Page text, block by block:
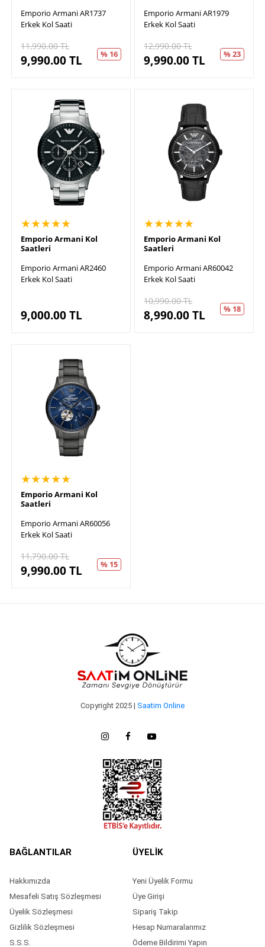
Emporio Armani AR1737
Erkek Kol Saati
11,990.00TL
9,990.00TL % 16
Emporio Armani AR1979
Erkek Kol Saati
12,990.00TL
9,990.00TL % 23
★★★★★
Emporio Armani Kol
Saatleri
Emporio Armani AR2460
Erkek Kol Saati
9,000.00TL
★★★★★
Emporio Armani Kol
Saatleri
Emporio Armani AR60042
Erkek Kol Saati
10,990.00TL
8,990.00TL % 18
★★★★★
Emporio Armani Kol
Saatleri
Emporio Armani AR60056
Erkek Kol Saati
11,790.00TL
9,990.00TL % 15
Copyright 2025 | Saatim Online
BAĞLANTILAR
Hakkımızda
Mesafeli Satış Sözleşmesi
Üyelik Sözleşmesi
Gizlilik Sözleşmesi
S.S.S.
ÜYELİK
Yeni Üyelik Formu
Üye Girişi
Sipariş Takip
Hesap Numaralarımız
Ödeme Bildirimi Yapın